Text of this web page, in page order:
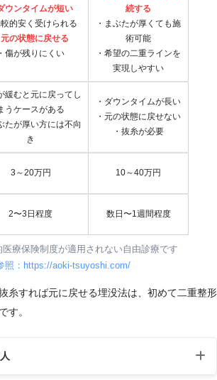
ウンタイムが短い
較的安く受けられる
元の状態に戻せる
・傷が残りにくい
続する
・まぶたが厚くても施
術可能
・希望の二重ラインを
実現しやすい
緩むと元に戻ってし
うケースがある
たが厚い方には不向
き
・ダウンタイムが長い
・元の状態に戻せない
・抜糸が必要
3～20万円 10～40万円
2〜3日程度 数日〜1週間程度
療保険制度が適用されない自由診療です
照：https://aoki-tsuyoshi.com/
糸すれば元に戻せる埋没法は、初めて二重整形
す。